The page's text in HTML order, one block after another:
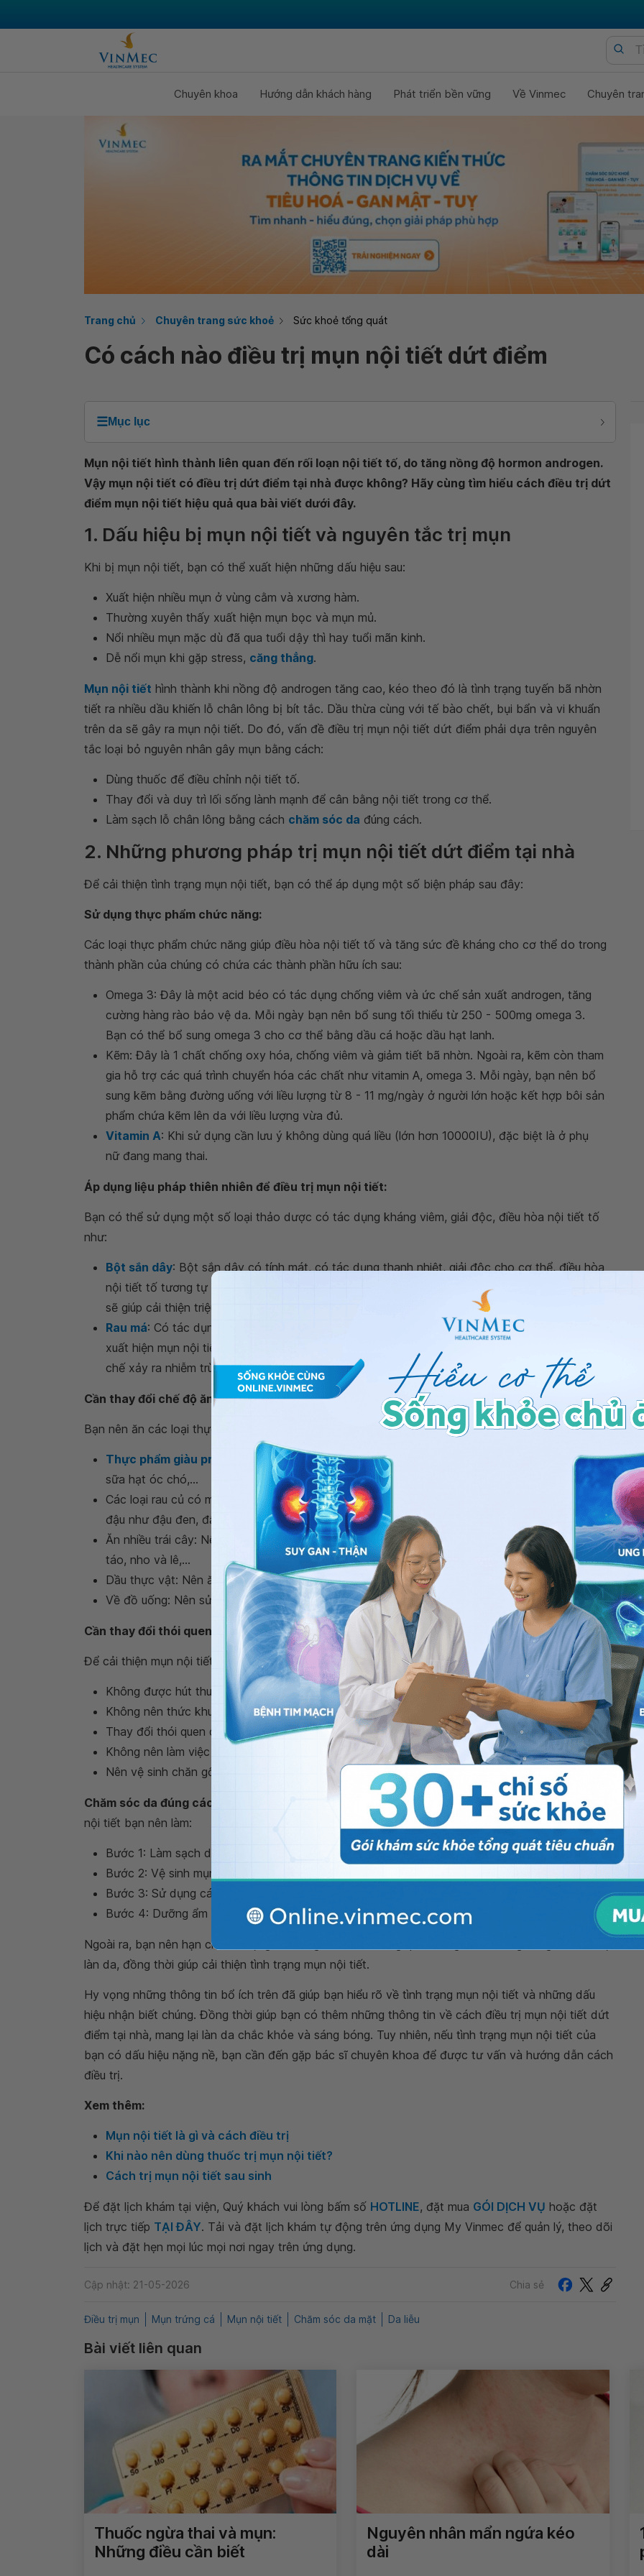
Chuyên khoa Hướng dẫn khách hàng Phát triển bền vững Về Vinmec Chuyên
Trang chủ Chuyên trang sức khoẻ Sức khoẻ tổng quát
Có cách nào điều trị mụn nội tiết dứt điểm
☰Mục lục
Mụn nội tiết hình thành liên quan đến rối loạn nội tiết tố, do tăng nồng độ hormon androgen.
Vậy mụn nội tiết có điều trị dứt điểm tại nhà được không? Hãy cùng tìm hiểu cách điều trị dứt
điểm mụn nội tiết hiệu quả qua bài viết dưới đây.
1. Dấu hiệu bị mụn nội tiết và nguyên tắc trị mụn
Khi bị mụn nội tiết, bạn có thể xuất hiện những dấu hiệu sau:
Xuất hiện nhiều mụn ở vùng cằm và xương hàm.
Thường xuyên thấy xuất hiện mụn bọc và mụn mủ.
Nổi nhiều mụn mặc dù đã qua tuổi dậy thì hay tuổi mãn kinh.
Dễ nổi mụn khi gặp stress, căng thẳng.
Mụn nội tiết hình thành khi nồng độ androgen tăng cao, kéo theo đó là tình trạng tuyến bã nhờn
tiết ra nhiều dầu khiến lỗ chân lông bị bít tắc. Dầu thừa cùng với tế bào chết, bụi bẩn và vi khuẩn
trên da sẽ gây ra mụn nội tiết. Do đó, vấn đề điều trị mụn nội tiết dứt điểm phải dựa trên nguyên
tắc loại bỏ nguyên nhân gây mụn bằng cách:
Dùng thuốc để điều chỉnh nội tiết tố.
Thay đổi và duy trì lối sống lành mạnh để cân bằng nội tiết trong cơ thể.
Làm sạch lỗ chân lông bằng cách chăm sóc da đúng cách.
2. Những phương pháp trị mụn nội tiết dứt điểm tại nhà
Để cải thiện tình trạng mụn nội tiết, bạn có thể áp dụng một số biện pháp sau đây:
Sử dụng thực phẩm chức năng:
Các loại thực phẩm chức năng giúp điều hòa nội tiết tố và tăng sức đề kháng cho cơ thể do trong
thành phần của chúng có chứa các thành phần hữu ích sau:
Omega 3: Đây là một acid béo có tác dụng chống viêm và ức chế sản xuất androgen, tăng
cường hàng rào bảo vệ da. Mỗi ngày bạn nên bổ sung tối thiểu từ 250 - 500mg omega 3.
Bạn có thể bổ sung omega 3 cho cơ thể bằng dầu cá hoặc dầu hạt lanh.
Kẽm: Đây là 1 chất chống oxy hóa, chống viêm và giảm tiết bã nhờn. Ngoài ra, kẽm còn tham
gia hỗ trợ các quá trình chuyển hóa các chất như vitamin A, omega 3. Mỗi ngày, bạn nên bổ
sung kẽm bằng đường uống với liều lượng từ 8 - 11 mg/ngày ở người lớn hoặc kết hợp bôi sản
phẩm chứa kẽm lên da với liều lượng vừa đủ.
Vitamin A: Khi sử dụng cần lưu ý không dùng quá liều (lớn hơn 10000IU), đặc biệt là ở phụ
nữ đang mang thai.
Áp dụng liệu pháp thiên nhiên để điều trị mụn nội tiết:
Bạn có thể sử dụng một số loại thảo dược có tác dụng kháng viêm, giải độc, điều hòa nội tiết tố
như:
Bột sắn dây: Bột sắn dây có tính mát, có tác dụng thanh nhiệt, giải độc cho cơ thể, điều hòa
nội tiết tố tương tự như estrogen. Mỗi ngày bạn nên uống đều đặn từ 1 - 2 ly nước sắn dây
sẽ giúp cải thiện triệu chứng của mụn nội tiết.
Rau má: Có tác dụng kháng khuẩn và chống viêm nhờ chứa các saponin và triterpenoid. Khi
xuất hiện mụn nội tiết, bạn có thể uống nước ép rau má hàng ngày để giảm mụn sưng đỏ, hạn
chế xảy ra nhiễm trùng, thúc đẩy tái tạo da và liền sẹo.
Cần thay đổi chế độ ăn uống:
Bạn nên ăn các loại thực phẩm sau đây để cải thiện các triệu chứng của mụn nội tiết:
Thực phẩm giàu protein
như: Cá hồi, cá thu, trứng, hàu, hải sản, thịt trắng như thịt gà và
sữa hạt óc chó,...
Các loại rau củ có màu xanh đậm như cải bó xôi, cải xoăn, súp lơ, bí xanh, rau thơm, các loại
đậu như đậu đen, đậu lăng và đậu đỏ.
Ăn nhiều trái cây: Nên ăn các loại trái cây giàu vitamin C và nhiều nước như cam, quýt, bưởi,
táo, nho và lê,...
Dầu thực vật: Nên ăn các loại dầu hạt lanh, dầu oliu và dầu hạt chia,...
Về đồ uống: Nên sử dụng các loại nước lọc, trà hoa cúc, trà xanh và trà kim ngân.
Cần thay đổi thói quen sinh hoạt:
Để cải thiện mụn nội tiết, bạn cần thay đổi các thói quen sau đây:
Không được hút thuốc lá.
Không nên thức khuya, ăn khuya, uống rượu bia và dùng chất kích thích.
Thay đổi thói quen chạm tay lên mặt.
Không nên làm việc quá sức, căng thẳng, để cơ thể mệt mỏi.
Nên vệ sinh chăn gối, khăn mặt và gội đầu thường xuyên.
Chăm sóc da đúng cách giúp cải thiện tình trạng mụn nội tiết:
Có 4 bước chăm sóc da bị mụn
nội tiết bạn nên làm:
Bước 1: Làm sạch da bằng nước tẩy trang và sữa rửa mặt dịu nhẹ để loại bỏ bụi bẩn trên da.
Bước 2: Vệ sinh mụn nội tiết bằng dung dịch kháng khuẩn để loại bỏ các vi khuẩn gây mụn.
Bước 3: Sử dụng các hoạt chất trị mụn như AHA, BHA,
Bước 4: Dưỡng ẩm cho da.
Ngoài ra, bạn nên hạn chế sử dụng đồ trang điểm và không quên dùng kem chống nắng để bảo vệ
làn da, đồng thời giúp cải thiện tình trạng mụn nội tiết.
Hy vọng những thông tin bổ ích trên đã giúp bạn hiểu rõ về tình trạng mụn nội tiết và những dấu
hiệu nhận biết chúng. Đồng thời giúp bạn có thêm những thông tin về cách điều trị mụn nội tiết dứt
điểm tại nhà, mang lại làn da chắc khỏe và sáng bóng. Tuy nhiên, nếu tình trạng mụn nội tiết của
bạn có dấu hiệu nặng nề, bạn cần đến gặp bác sĩ chuyên khoa để được tư vấn và hướng dẫn cách
điều trị.
Xem thêm:
Mụn nội tiết là gì và cách điều trị
Khi nào nên dùng thuốc trị mụn nội tiết?
Cách trị mụn nội tiết sau sinh
Để đặt lịch khám tại viện, Quý khách vui lòng bấm số HOTLINE, đặt mua GÓI DỊCH VỤ hoặc đặt
lịch trực tiếp TẠI ĐÂY. Tải và đặt lịch khám tự động trên ứng dụng My Vinmec để quản lý, theo dõi
lịch và đặt hẹn mọi lúc mọi nơi ngay trên ứng dụng.
Cập nhật: 21-05-2026 Chia sẻ
Điều trị mụn Mụn trứng cá Mụn nội tiết Chăm sóc da mặt Da liễu
Bài viết liên quan
Thuốc ngừa thai và mụn:
Những điều cần biết
Nguyên nhân mẩn ngứa kéo
dài